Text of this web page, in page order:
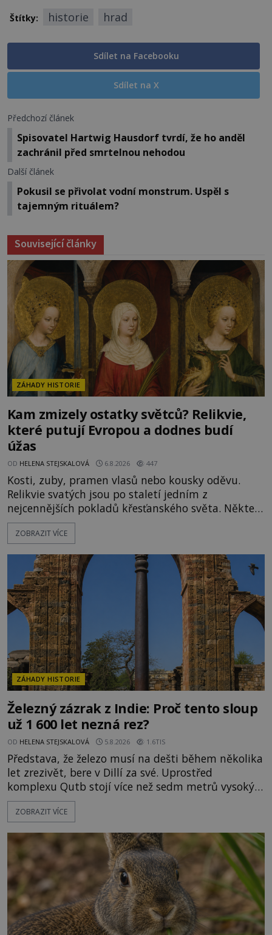
Štítky: historie hrad
Sdílet na Facebooku
Sdílet na X
Předchozí článek
Spisovatel Hartwig Hausdorf tvrdí, že ho anděl
zachránil před smrtelnou nehodou
Další článek
Pokusil se přivolat vodní monstrum. Uspěl s
tajemným rituálem?
Související články
ZÁHADY HISTORIE
Kam zmizely ostatky světců? Relikvie,
které putují Evropou a dodnes budí
úžas
OD HELENA STEJSKALOVÁ 6.8.2026 447
Kosti, zuby, pramen vlasů nebo kousky oděvu.
Relikvie svatých jsou po staletí jedním z
nejcennějších pokladů křesťanského světa. Některé
mají pečlivě doloženou historii, jiné provází
záhady, krádeže i nečekané objevy. Jejich osudy
o skutečné historické události. Ve středověké
Evropě mají relikvie mimořádnou hodnotu. Nejsou
jen předmětem úcty
ZOBRAZIT VÍCE
ZÁHADY HISTORIE
Železný zázrak z Indie: Proč tento sloup
už 1 600 let nezná rez?
OD HELENA STEJSKALOVÁ 5.8.2026 1.6TIS
Představa, že železo musí na dešti během několika
let zrezivět, bere v Dillí za své. Uprostřed
komplexu Qutb stojí více než sedm metrů vysoký
železný sloup, který už přibližně 1 600 let odolává
počasí s jen nepatrnými stopami koroze. Jeho
ztracených technologiích či tajemných
materiálech. Moderní metalurgie však ukazuje, že
skutečné vysvětlení je ješt
ZOBRAZIT VÍCE